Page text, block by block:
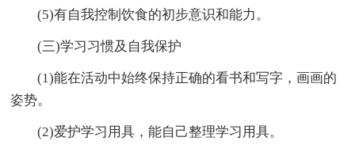
(5)有自我控制饮食的初步意识和能力。
(三)学习习惯及自我保护
(1)能在活动中始终保持正确的看书和写字，画画的
姿势。
(2)爱护学习用具，能自己整理学习用具。